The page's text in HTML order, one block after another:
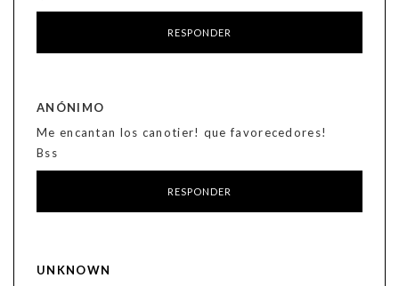
RESPONDER
ANÓNIMO
Me encantan los canotier! que favorecedores!
Bss
RESPONDER
UNKNOWN